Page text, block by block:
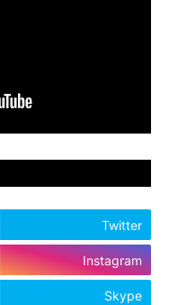
Twitter
Instagram
Skype